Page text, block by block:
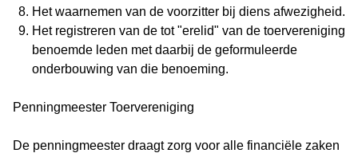
Het waarnemen van de voorzitter bij diens afwezigheid.
Het registreren van de tot "erelid" van de toervereniging
benoemde leden met daarbij de geformuleerde
onderbouwing van die benoeming.
Penningmeester Toervereniging
De penningmeester draagt zorg voor alle financiële zaken